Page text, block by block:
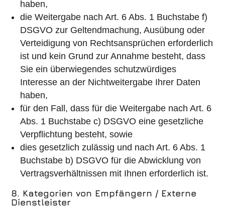
haben,
die Weitergabe nach Art. 6 Abs. 1 Buchstabe f)
DSGVO zur Geltendmachung, Ausübung oder
Verteidigung von Rechtsansprüchen erforderlich
ist und kein Grund zur Annahme besteht, dass
Sie ein überwiegendes schutzwürdiges
Interesse an der Nichtweitergabe Ihrer Daten
haben,
für den Fall, dass für die Weitergabe nach Art. 6
Abs. 1 Buchstabe c) DSGVO eine gesetzliche
Verpflichtung besteht, sowie
dies gesetzlich zulässig und nach Art. 6 Abs. 1
Buchstabe b) DSGVO für die Abwicklung von
Vertragsverhältnissen mit Ihnen erforderlich ist.
8. Kategorien von Empfängern / Externe
Dienstleister